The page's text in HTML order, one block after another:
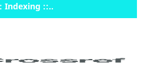
Indexing ::..